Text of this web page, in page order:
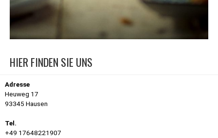
HIER FINDEN SIE UNS
Adresse
Heuweg 17
93345 Hausen
Tel.
+49 17648221907